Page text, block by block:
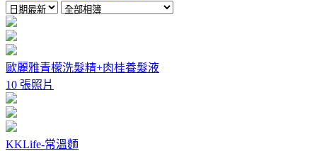
歐麗雅青檬洗髮精+肉桂養髮液
10 張照片
KKLife-常溫麵